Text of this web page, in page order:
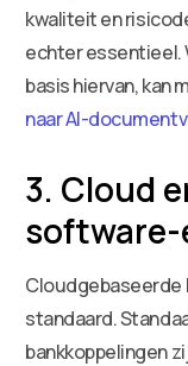
kwaliteit en
echter essentieel.
basis hiervan, kan
naar AI-
3. Cloud
Cloudgebaseerde
standaard.
bankkoppelingen